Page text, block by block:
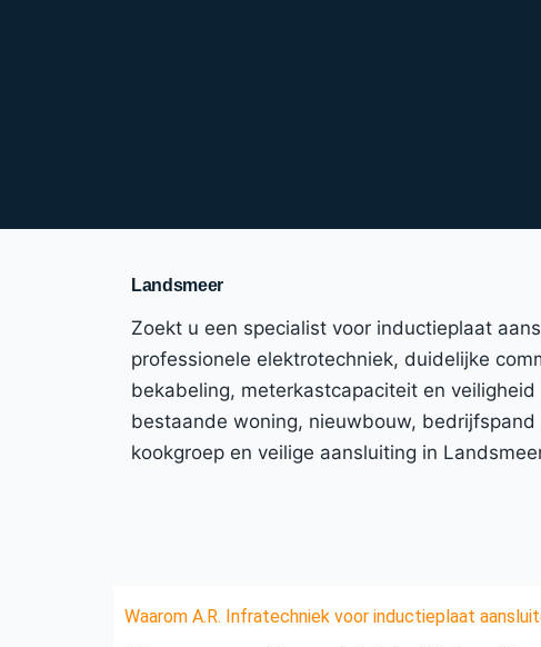
Landsmeer
Zoekt u een specialist voor inductieplaat
professionele elektrotechniek, duidelijke
bekabeling, meterkastcapaciteit en
bestaande woning, nieuwbouw,
kookgroep en veilige aansluiting in
Waarom A.R. Infratechniek voor inductieplaat